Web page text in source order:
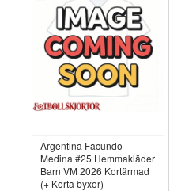
Argentina Facundo
Medina #25 Hemmakläder
Barn VM 2026 Kortärmad
(+ Korta byxor)